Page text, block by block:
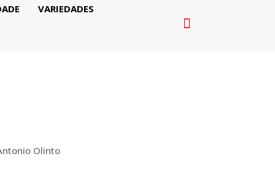
VARIEDADES
Olinto